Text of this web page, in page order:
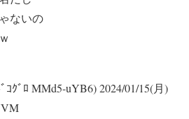
ないの
ｺｸﾞﾛ MMd5-uYB6)2024/01/15(月)